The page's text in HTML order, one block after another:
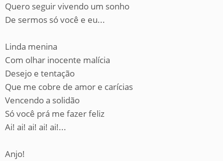
Quero seguir vivendo um sonho
De sermos só você e eu...
Linda menina
Com olhar inocente malícia
Desejo e tentação
Que me cobre de amor e carícias
Vencendo a solidão
Só você prá me fazer feliz
Ai! ai! ai! ai! ai!...
Anjo!